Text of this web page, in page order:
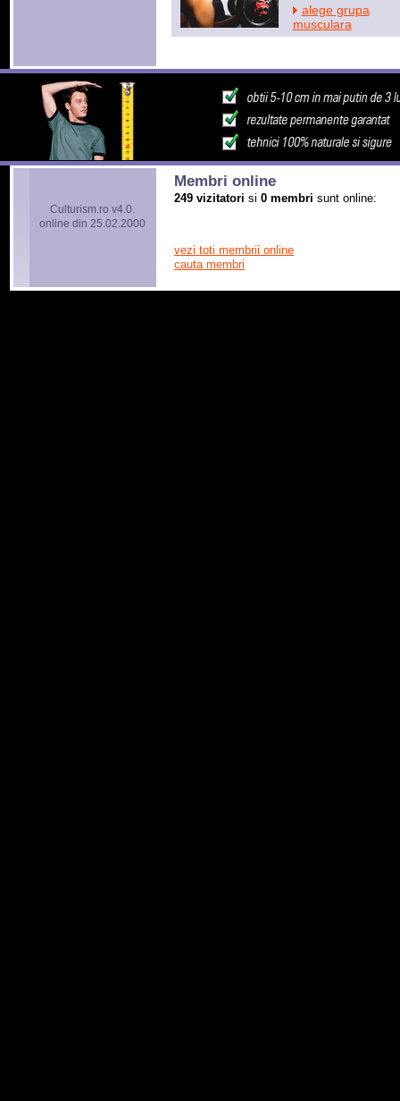
alege grupa
musculara
Culturism.ro v4.0.
online din 25.02.2000
Membri online
249 vizitatori si 0 membri sunt online:
vezi toti membrii online
cauta membri